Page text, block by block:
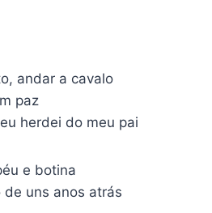
andar a cavalo
paz
herdei do meu pai
e botina
de uns anos atrás